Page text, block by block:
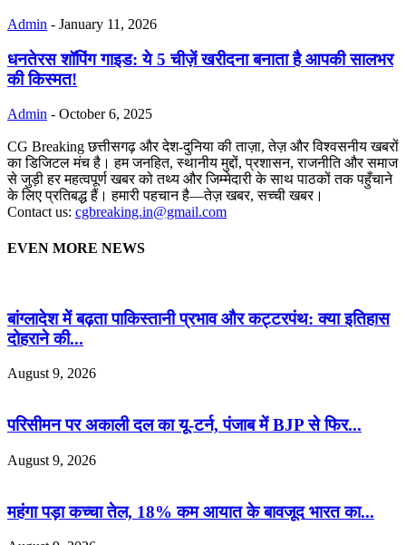
Admin - January 11, 2026
धनतेरस शॉपिंग गाइड: ये 5 चीज़ें खरीदना बनाता है आपकी सालभर
की किस्मत!
Admin - October 6, 2025
CG Breaking छत्तीसगढ़ और देश-दुनिया की ताज़ा, तेज़ और विश्वसनीय खबरों
का डिजिटल मंच है। हम जनहित, स्थानीय मुद्दों, प्रशासन, राजनीति और समाज
से जुड़ी हर महत्वपूर्ण खबर को तथ्य और जिम्मेदारी के साथ पाठकों तक पहुँचाने
के लिए प्रतिबद्ध हैं। हमारी पहचान है—तेज़ खबर, सच्ची खबर।
Contact us: cgbreaking.in@gmail.com
EVEN MORE NEWS
बांग्लादेश में बढ़ता पाकिस्तानी प्रभाव और कट्टरपंथ: क्या इतिहास
दोहराने की...
August 9, 2026
परिसीमन पर अकाली दल का यू-टर्न, पंजाब में BJP से फिर...
August 9, 2026
महंगा पड़ा कच्चा तेल, 18% कम आयात के बावजूद भारत का...